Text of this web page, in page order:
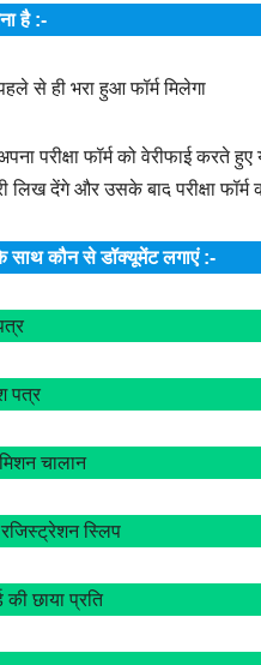
है :-
से ही भरा हुआ फॉर्म मिलेगा
परीक्षा फॉर्म को वेरीफाई करते
लिख देंगे और उसके बाद परीक्षा फॉर्म
के साथ कौन से डॉक्यूमेंट लगाएं :-
पत्र
चालान
रजिस्ट्रेशन स्लिप
की छाया प्रति